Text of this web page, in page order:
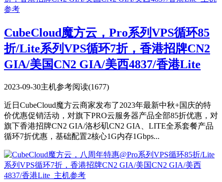
CubeCloud魔方云，Pro系列VPS循环85
折/Lite系列VPS循环7折，香港招牌CN2
GIA/美国CN2 GIA/美西4837/香港Lite
2023-09-30主机参考阅读(1677)
近日CubeCloud魔方云商家发布了2023年最新中秋+国庆的特
价优惠促销活动，对旗下PRO云服务器产品全部85折优惠，对
旗下香港招牌CN2 GIA/洛杉矶CN2 GIA、LITE全系套餐产品
循环7折优惠，基础配置2核心1G内存1Gbps...